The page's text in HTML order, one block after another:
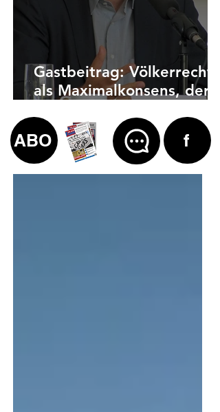
Gastbeitrag: Völkerrecht
als Maximalkonsens, der
ABO f